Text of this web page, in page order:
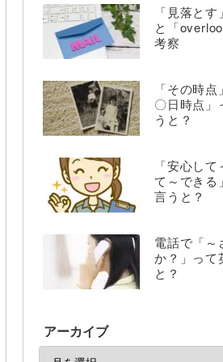
「見落と
と「
考察
「その時
〇日時点」
うと？
「安心し
て～できる
言うと？
電話で「～
か？」って
と？
アーカイブ